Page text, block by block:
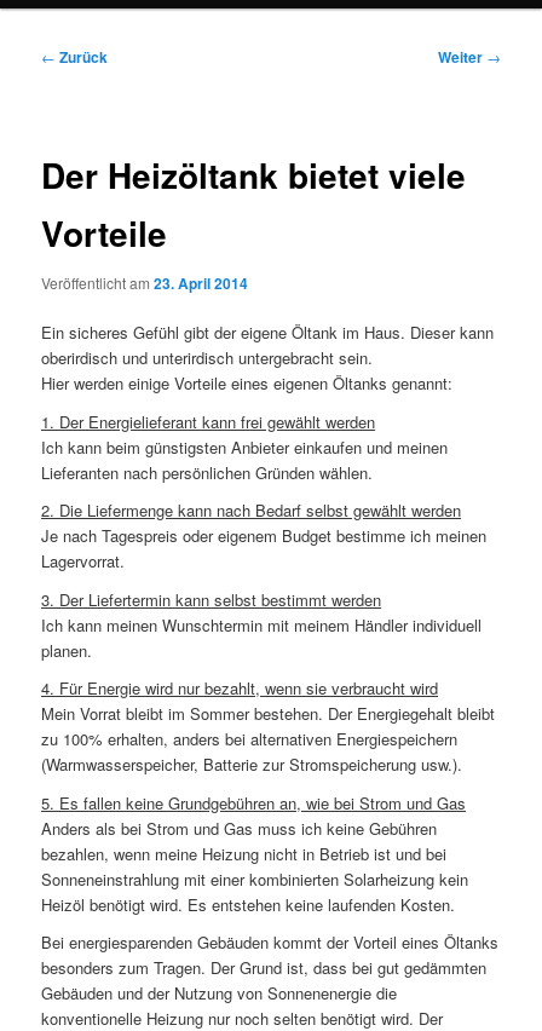
Beitragsnavigation
← Zurück Weiter →
Der Heizöltank bietet viele
Vorteile
Veröffentlicht am23. April 2014
Ein sicheres Gefühl gibt der eigene Öltank im Haus. Dieser kann
oberirdisch und unterirdisch untergebracht sein.
Hier werden einige Vorteile eines eigenen Öltanks genannt:
1. Der Energielieferant kann frei gewählt werden
Ich kann beim günstigsten Anbieter einkaufen und meinen
Lieferanten nach persönlichen Gründen wählen.
2. Die Liefermenge kann nach Bedarf selbst gewählt werden
Je nach Tagespreis oder eigenem Budget bestimme ich meinen
Lagervorrat.
3. Der Liefertermin kann selbst bestimmt werden
Ich kann meinen Wunschtermin mit meinem Händler individuell
planen.
4. Für Energie wird nur bezahlt, wenn sie verbraucht wird
Mein Vorrat bleibt im Sommer bestehen. Der Energiegehalt bleibt
zu 100% erhalten, anders bei alternativen Energiespeichern
(Warmwasserspeicher, Batterie zur Stromspeicherung usw.).
5. Es fallen keine Grundgebühren an, wie bei Strom und Gas
Anders als bei Strom und Gas muss ich keine Gebühren
bezahlen, wenn meine Heizung nicht in Betrieb ist und bei
Sonneneinstrahlung mit einer kombinierten Solarheizung kein
Heizöl benötigt wird. Es entstehen keine laufenden Kosten.
Bei energiesparenden Gebäuden kommt der Vorteil eines Öltanks
besonders zum Tragen. Der Grund ist, dass bei gut gedämmten
Gebäuden und der Nutzung von Sonnenenergie die
konventionelle Heizung nur noch selten benötigt wird. Der